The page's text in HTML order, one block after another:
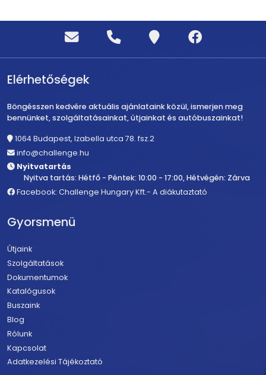
Elérhetőségek
Böngésszen kedvére aktuális ajánlataink közül, ismerjen meg
bennünket, szolgáltatásainkat, útjainkat és autóbuszainkat!
1064 Budapest, Izabella utca 78. fsz.2
info@challenge.hu
Nyitvatartás
Nyitva tartás: Hétfő - Péntek: 10:00 - 17:00, Hétvégén: Zárva
Facebook: Challenge Hungary Kft.- A diákutaztató
Gyorsmenü
Útjaink
Szolgáltatások
Dokumentumok
Katalógusok
Buszaink
Blog
Rólunk
Kapcsolat
Adatkezelési Tájékoztató